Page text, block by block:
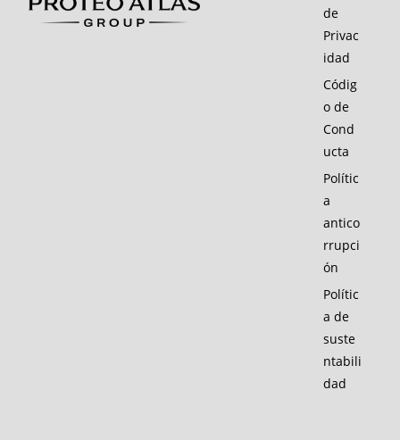
de
Privac
idad
Códig
o de
Cond
ucta
Polític
a
antico
rrupci
ón
Polític
a de
suste
ntabili
dad